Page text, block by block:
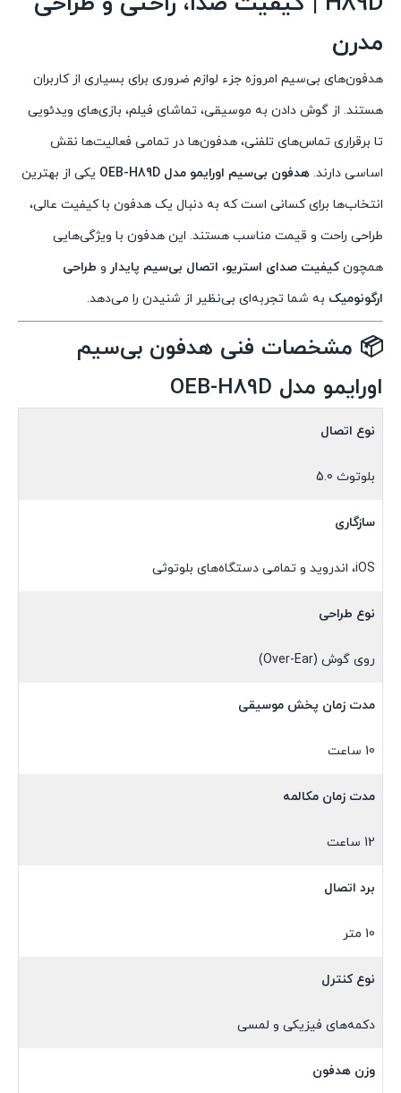
مدرن
هدفون‌های بی‌سیم امروزه جزء لوازم ضروری برای بسیاری از کاربران
هستند. از گوش دادن به موسیقی، تماشای فیلم، بازی‌های ویدئویی
تا برقراری تماس‌های تلفنی، هدفون‌ها در تمامی فعالیت‌ها نقش
اساسی دارند. هدفون بی‌سیم اورایمو مدل OEB-H89D
یکی از بهترین
انتخاب‌ها برای کسانی است که به دنبال یک هدفون با کیفیت عالی،
طراحی راحت و قیمت مناسب هستند. این هدفون با ویژگی‌هایی
همچونکیفیت صدای استریو، اتصال بی‌سیم پایدار و طراحی
ارگونومیک به شما تجربه‌ای بی‌نظیر از شنیدن را می‌دهد.
📦 مشخصات فنی هدفون بی‌سیم
اورایمو مدل OEB-H89D
نوع اتصال
بلوتوث 5.0
سازگاری
iOS، اندروید و تمامی دستگاه‌های بلوتوثی
نوع طراحی
روی گوش (Over-Ear)
مدت زمان پخش موسیقی
10 ساعت
مدت زمان مکالمه
12 ساعت
برد اتصال
10 متر
نوع کنترل
دکمه‌های فیزیکی و لمسی
وزن هدفون